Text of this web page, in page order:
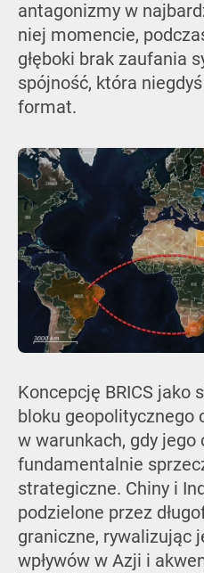
antagonizmy w
niej momencie,
głęboki brak zaufania
spójność, która
format.
Koncepcję BRICS jako
bloku geopolitycznego
w warunkach, gdy jego
fundamentalnie
strategiczne. Chiny i
podzielone przez
graniczne, rywalizując
wpływów w Azji i